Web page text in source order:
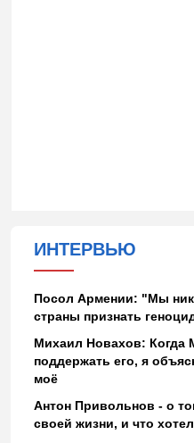
ИНТЕРВЬЮ
Посол Армении: "Мы
страны признать
Михаил Новахов: Когда
поддержать его, я
моё
Антон Привольнов - о
своей жизни, и что